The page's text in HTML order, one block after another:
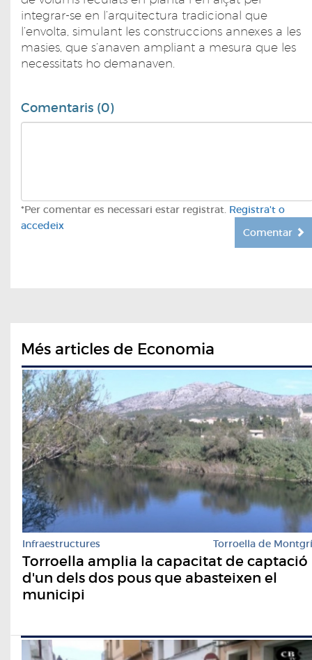
integrar-se en l’arquitectura tradicional que
l’envolta, simulant les construccions annexes a les
masies, que s’anaven ampliant a mesura que les
necessitats ho demanaven.
Comentaris (0)
*Per comentar es necessari estar registrat. Registra't o
accedeix
Comentar
Més articles de Economia
Infraestructures Torroella de Montgrí
Torroella amplia la capacitat de captació
d'un dels dos pous que abasteixen el
municipi